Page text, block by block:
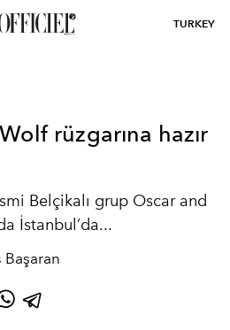
TURKEY
rüzgarına hazır
Belçikalı grup Oscar and
İstanbul’da...
Başaran